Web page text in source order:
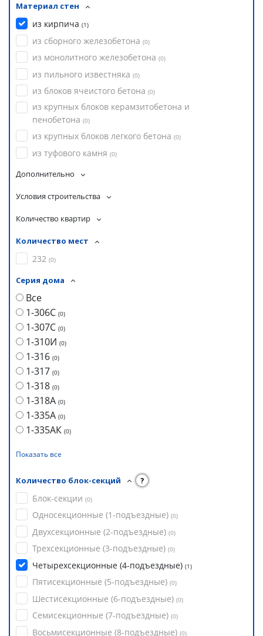
Материал стен
из кирпича (1)
из сборного железобетона (0)
из монолитного железобетона (0)
из пильного известняка (0)
из блоков ячеистого бетона (0)
из крупных блоков керамзитобетона и
пенобетона (0)
из крупных блоков легкого бетона (0)
из туфового камня (0)
Дополнительно
Условия строительства
Количество квартир
Количество мест
232 (0)
Серия дома
Все
1-306С (0)
1-307С (0)
1-310И (0)
1-316 (0)
1-317 (0)
1-318 (0)
1-318А (0)
1-335А (0)
1-335АК (0)
Показать все
Количество блок-секций ?
Блок-секции (0)
Односекционные (1-подъездные) (0)
Двухсекционные (2-подъездные) (0)
Трехсекционные (3-подъездные) (0)
Четырехсекционные (4-подъездные) (1)
Пятисекционные (5-подъездные) (0)
Шестисекционные (6-подъездные) (0)
Семисекционные (7-подъездные) (0)
Восьмисекционные (8-подъездные) (0)